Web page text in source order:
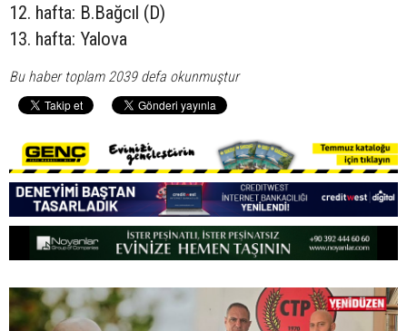
12. hafta: B.Bağcıl (D)
13. hafta: Yalova
Bu haber toplam 2039 defa okunmuştur